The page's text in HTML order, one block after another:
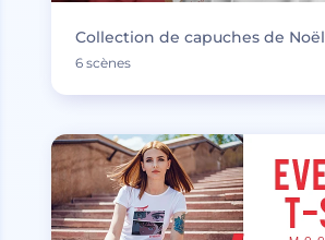
Collection de capuches de Noël
6 scènes